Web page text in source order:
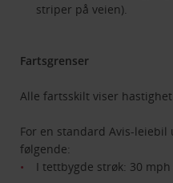
striper på veien).
Fartsgrenser
Alle fartsskilt viser
For en standard Avis-
følgende:
I tettbygde strøk: 30 mph